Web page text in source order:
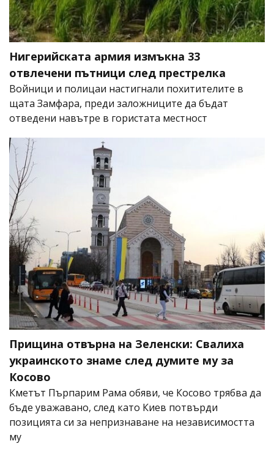
Нигерийската армия измъкна 33
отвлечени пътници след престрелка
Войници и полицаи настигнали похитителите в
щата Замфара, преди заложниците да бъдат
отведени навътре в гористата местност
Прищина отвърна на Зеленски: Свалиха
украинското знаме след думите му за
Косово
Кметът Пърпарим Рама обяви, че Косово трябва да
бъде уважавано, след като Киев потвърди
позицията си за непризнаване на независимостта
му